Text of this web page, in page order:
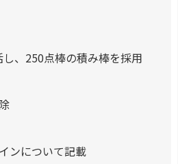
、250点棒の積み棒を採用
ンについて記載